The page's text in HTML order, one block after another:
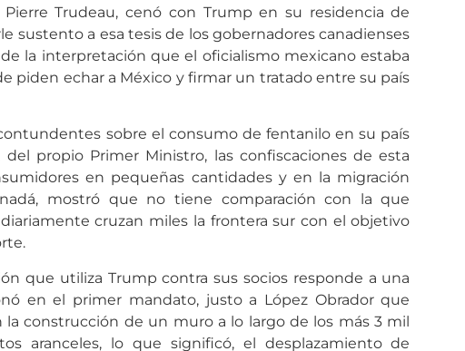
Trudeau, cenó con Trump en su residencia de
sustento a esa tesis de los gobernadores canadienses
la interpretación que el oficialismo mexicano estaba
piden echar a México y firmar un tratado entre su país
sobre el consumo de fentanilo en su país
propio Primer Ministro, las confiscaciones de esta
en pequeñas cantidades y en la migración
mostró que no tiene comparación con la que
cruzan miles la frontera sur con el objetivo
que utiliza Trump contra sus socios responde a una
en el primer mandato, justo a López Obrador que
la construcción de un muro a lo largo de los más 3 mil
aranceles, lo que significó, el desplazamiento de